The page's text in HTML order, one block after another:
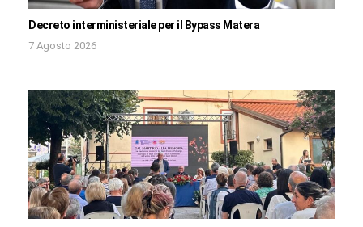
Decreto interministeriale per il Bypass Matera
7 Agosto 2026